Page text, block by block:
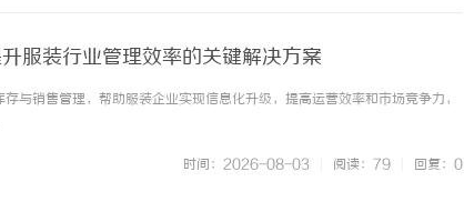
服装行业管理效率的关键解决方案
与销售管理，帮助服装企业实现信息化升级，提高运营效率和市场竞争力，
时间：2026-08-03 阅读：79 回复：0